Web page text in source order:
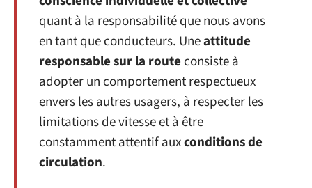
quant à la responsabilité que nous avons
en tant que conducteurs. Uneattitude
responsable sur la route consiste à
adopter un comportement respectueux
envers les autres usagers, à respecter les
limitations de vitesse et à être
constamment attentif auxconditions de
circulation.